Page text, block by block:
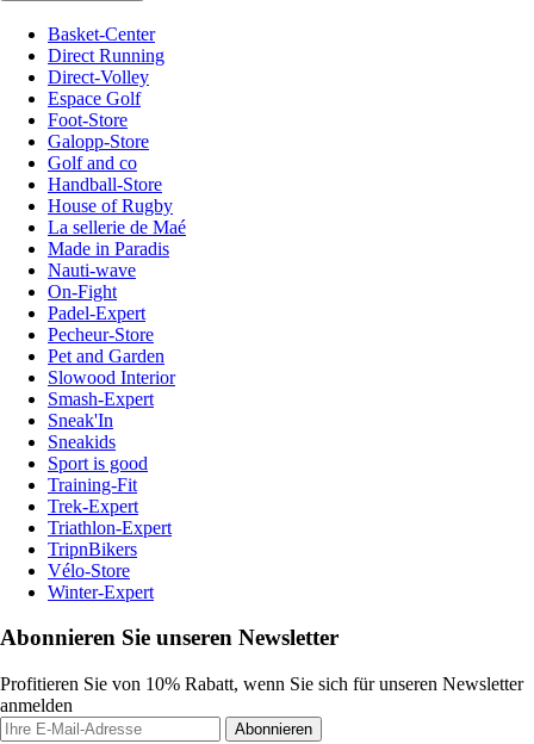
Basket-Center
Direct Running
Direct-Volley
Espace Golf
Foot-Store
Galopp-Store
Golf and co
Handball-Store
House of Rugby
La sellerie de Maé
Made in Paradis
Nauti-wave
On-Fight
Padel-Expert
Pecheur-Store
Pet and Garden
Slowood Interior
Smash-Expert
Sneak'In
Sneakids
Sport is good
Training-Fit
Trek-Expert
Triathlon-Expert
TripnBikers
Vélo-Store
Winter-Expert
Abonnieren Sie unseren Newsletter
Profitieren Sie von 10% Rabatt, wenn Sie sich für unseren Newsletter
anmelden
Abonnieren